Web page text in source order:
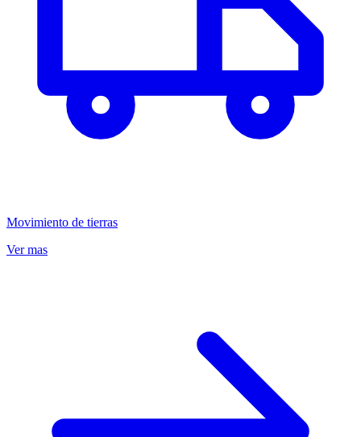
Movimiento de tierras
Ver mas